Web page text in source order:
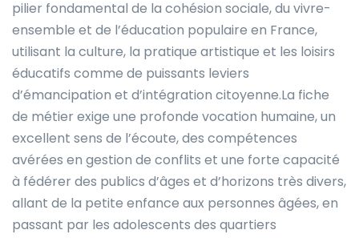
pilier fondamental de la cohésion sociale, du vivre-
ensemble et de l’éducation populaire en France,
utilisant la culture, la pratique artistique et les loisirs
éducatifs comme de puissants leviers
d’émancipation et d’intégration citoyenne.La fiche
de métier exige une profonde vocation humaine, un
excellent sens de l’écoute, des compétences
avérées en gestion de conflits et une forte capacité
à fédérer des publics d’âges et d’horizons très divers,
allant de la petite enfance aux personnes âgées, en
passant par les adolescents des quartiers